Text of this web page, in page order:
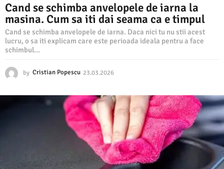
Cand se schimba anvelopele de iarna la
masina. Cum sa iti dai seama ca e timpul
Cand se schimba anvelopele de iarna. Daca nici tu nu stii acest
lucru, o sa iti explicam care este perioada ideala pentru a face
schimbul...
by Cristian Popescu 23.03.2026
0
3
.
2
0
2
6